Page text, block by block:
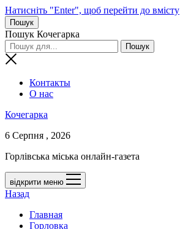
Натисніть "Enter", щоб перейти до вмісту
Пошук
Пошук Кочегарка
Контакты
О нас
Кочегарка
6 Серпня , 2026
Горлівська міська онлайн-газета
відкрити меню
Назад
Главная
Горловка